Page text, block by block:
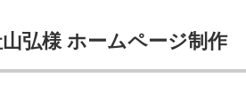
弘様 ホームページ制作